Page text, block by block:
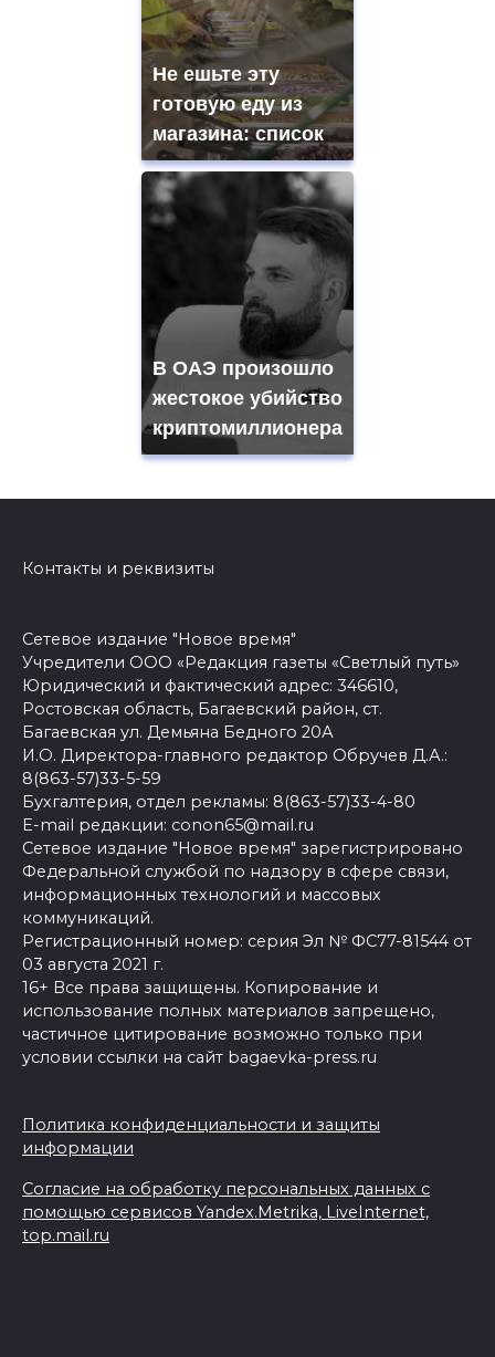
Не ешьте эту
готовую еду из
магазина: список
В ОАЭ произошло
жестокое убийство
криптомиллионера
Контакты и реквизиты
Сетевое издание "Новое время"
Учредители ООО «Редакция газеты «Светлый путь»
Юридический и фактический адрес: 346610,
Ростовская область, Багаевский район, ст.
Багаевская ул. Демьяна Бедного 20А
И.О. Директора-главного редактор Обручев Д.А.:
8(863-57)33-5-59
Бухгалтерия, отдел рекламы: 8(863-57)33-4-80
E-mail редакции: conon65@mail.ru
Сетевое издание "Новое время" зарегистрировано
Федеральной службой по надзору в сфере связи,
информационных технологий и массовых
коммуникаций.
Регистрационный номер: серия Эл № ФС77-81544 от
03 августа 2021 г.
16+ Все права защищены. Копирование и
использование полных материалов запрещено,
частичное цитирование возможно только при
условии ссылки на сайт bagaevka-press.ru
Политика конфиденциальности и защиты
информации
Согласие на обработку персональных данных с
помощью сервисов Yandex.Metrika, LiveInternet,
top.mail.ru